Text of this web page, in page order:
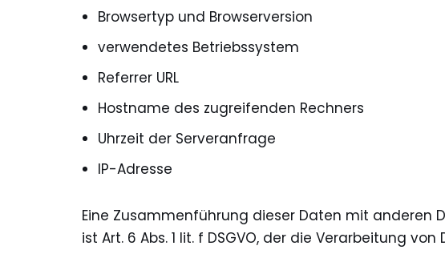
Browsertyp und Browserversion
verwendetes Betriebssystem
Referrer URL
Hostname des zugreifenden Rechners
Uhrzeit der Serveranfrage
IP-Adresse
Eine Zusammenführung dieser Daten mit
ist Art. 6 Abs. 1 lit. f DSGVO, der die Verarbeitung